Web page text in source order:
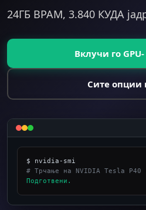
24ГБ ВРАМ, 3.840 КУДА
Вклучи го
Сите опции
# Трчање на NVIDIA Tesla P40
Подготвени.